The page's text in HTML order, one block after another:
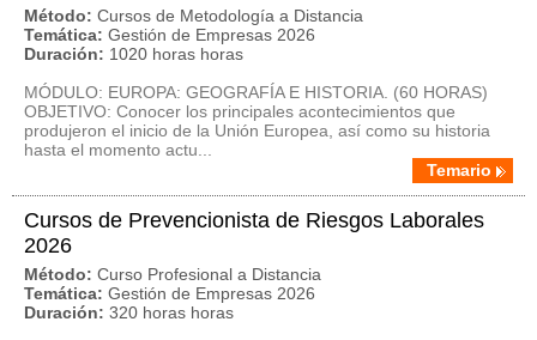
Método: Cursos de Metodología a Distancia
Temática: Gestión de Empresas 2026
Duración: 1020 horas horas
MÓDULO: EUROPA: GEOGRAFÍA E HISTORIA. (60 HORAS)
OBJETIVO: Conocer los principales acontecimientos que
produjeron el inicio de la Unión Europea, así como su historia
hasta el momento actu...
Temario
Cursos de Prevencionista de Riesgos Laborales
2026
Método: Curso Profesional a Distancia
Temática: Gestión de Empresas 2026
Duración: 320 horas horas